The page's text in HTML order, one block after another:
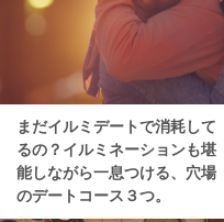
まだイルミデートで消耗して
るの？イルミネーションも堪
能しながら一息つける、穴場
のデートコース３つ。